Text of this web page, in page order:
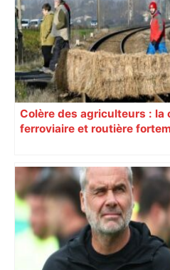
Colère des agriculteurs : la
ferroviaire et routière